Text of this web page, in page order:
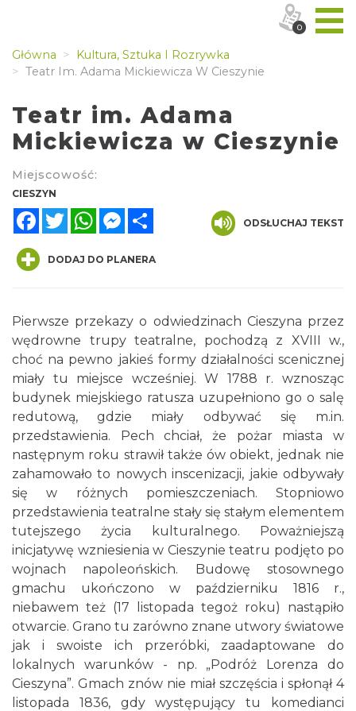
Główna
Kultura, Sztuka I Rozrywka
Teatr Im. Adama Mickiewicza W Cieszynie
Teatr im. Adama
Mickiewicza w Cieszynie
Miejscowość:
CIESZYN
FacebookTwitterWhatsAppMessenger
ODSŁUCHAJ TEKST
DODAJ DO PLANERA
Pierwsze przekazy o odwiedzinach Cieszyna przez
wędrowne trupy teatralne, pochodzą z XVIII w.,
choć na pewno jakieś formy działalności scenicznej
miały tu miejsce wcześniej. W 1788 r. wznosząc
budynek miejskiego ratusza uzupełniono go o salę
redutową, gdzie miały odbywać się m.in.
przedstawienia. Pech chciał, że pożar miasta w
następnym roku strawił także ów obiekt, jednak nie
zahamowało to nowych inscenizacji, jakie odbywały
się w różnych pomieszczeniach. Stopniowo
przedstawienia teatralne stały się stałym elementem
tutejszego życia kulturalnego. Poważniejszą
inicjatywę wzniesienia w Cieszynie teatru podjęto po
wojnach napoleońskich. Budowę stosownego
gmachu ukończono w październiku 1816 r.,
niebawem też (17 listopada tegoż roku) nastąpiło
otwarcie. Grano tu zarówno znane utwory światowe
jak i swoiste ich przeróbki, zaadaptowane do
lokalnych warunków - np. „Podróż Lorenza do
Cieszyna”. Gmach znów nie miał szczęścia i spłonął 4
listopada 1836, gdy występujący tu komedianci
0